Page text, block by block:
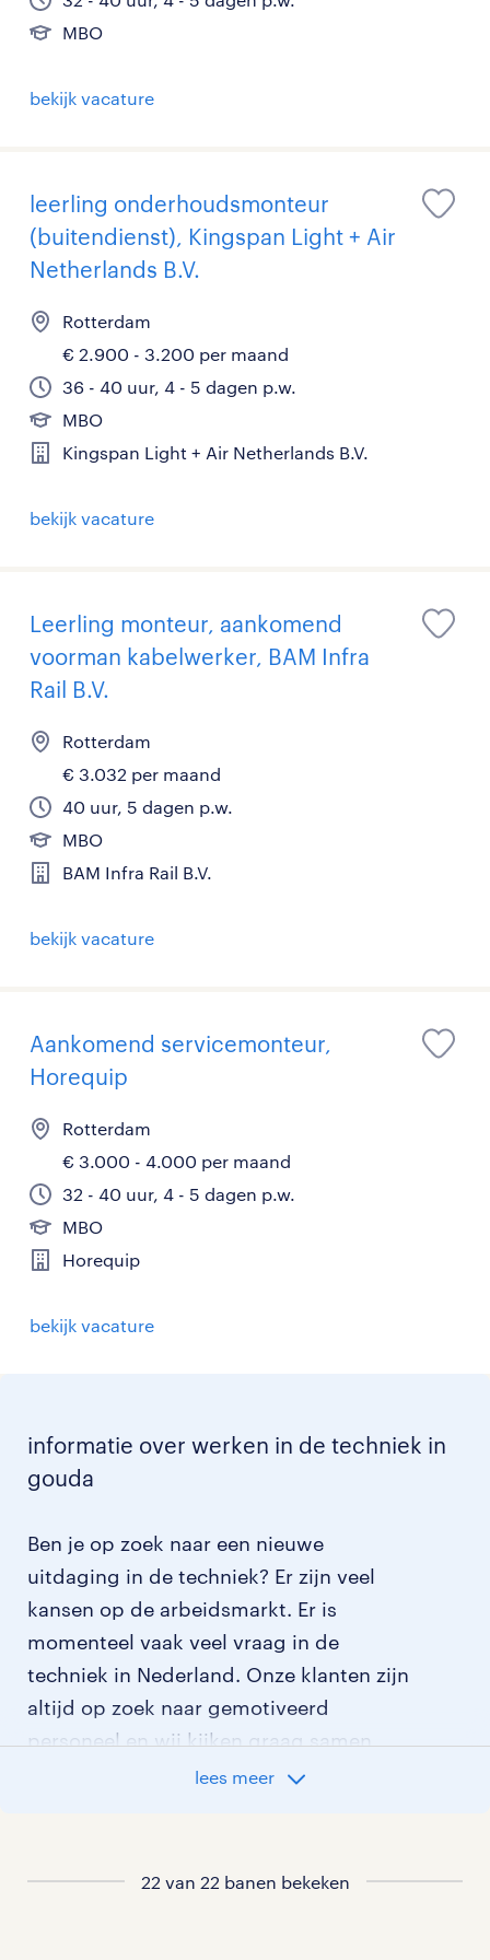
MBO
bekijk vacature
leerling onderhoudsmonteur
(buitendienst), Kingspan Light + Air
Netherlands B.V.
Rotterdam
€ 2.900 - 3.200 per maand
36 - 40 uur, 4 - 5 dagen p.w.
MBO
Kingspan Light + Air Netherlands B.V.
bekijk vacature
Leerling monteur, aankomend
voorman kabelwerker, BAM Infra
Rail B.V.
Rotterdam
€ 3.032 per maand
40 uur, 5 dagen p.w.
MBO
BAM Infra Rail B.V.
bekijk vacature
Aankomend servicemonteur,
Horequip
Rotterdam
€ 3.000 - 4.000 per maand
32 - 40 uur, 4 - 5 dagen p.w.
MBO
Horequip
bekijk vacature
informatie over werken in de techniek in
gouda
Ben je op zoek naar een nieuwe
uitdaging in de techniek? Er zijn veel
kansen op de arbeidsmarkt. Er is
momenteel vaak veel vraag in de
techniek in Nederland. Onze klanten zijn
altijd op zoek naar gemotiveerd
personeel en wij kijken graag samen
met je naar de organisatie die het beste
lees meer
22 van 22 banen bekeken